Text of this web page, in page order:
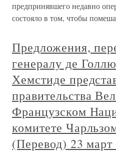
предпринявшего недавно
состояло в том, чтобы
Предложения,
генералу де
Хемстиде
правительства
Французском
комитете
(Перевод) 23 март